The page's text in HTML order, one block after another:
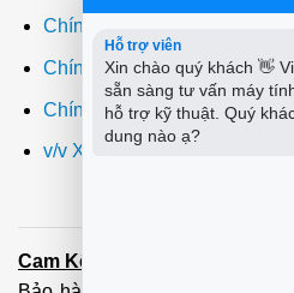
Chính sách giao hàng
Chính sách đổi trả
Chính sách bảo hành
v/v Xuất hóa đơn đỏ VAT
Cam Kết:
Hỗ trợ viên
Xin chào quý khách 👋
sẵn sàng tư vấn máy
hỗ trợ kỹ thuật. Quý
dung nào ạ?